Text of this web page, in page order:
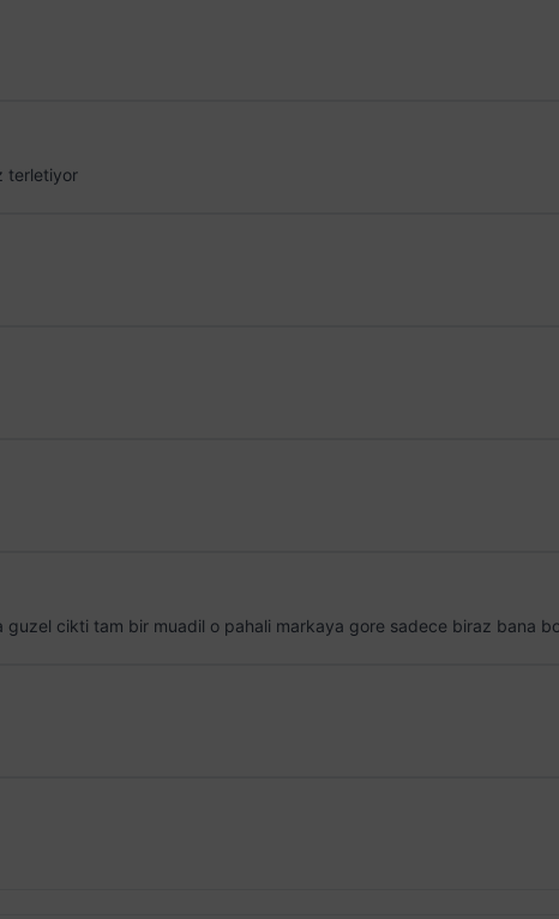
terletiyor
cikti tam bir muadil o pahali markaya gore sadece biraz bana